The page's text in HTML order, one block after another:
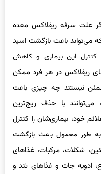
علت سرفه ریفلاکس معده
می‌تواند باعث بازگشت اسید
کنترل این بیماری و کاهش
ریفلاکس در هر فرد ممکن
نیستند چه چیزی باعث
با حذف رایج‌ترین
خود، بیماری‌شان را کنترل
به طور معمول باعث بازگشت
شکلات، مرکبات، غذاهای
ادویه جات و غذاهای تند و